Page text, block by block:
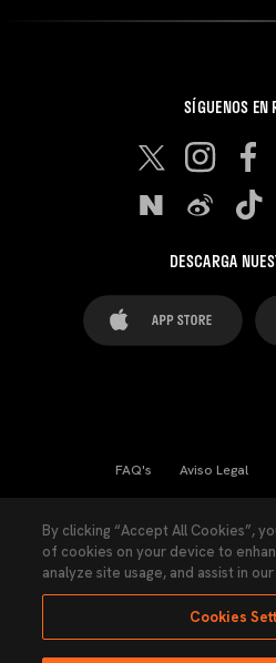
SÍGUENOS EN
DESCARGA
FAQ's Aviso Legal
Ley Transparencia
By clicking “Accept All Cookies”,
of cookies on your device to
analyze site usage, and assist in
Cookies